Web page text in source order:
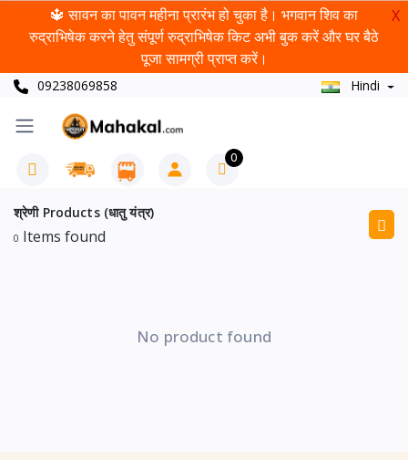
🔱 सावन का पावन महीना प्रारंभ हो चुका है। भगवान शिव का
रुद्राभिषेक करने हेतु संपूर्ण रुद्राभिषेक किट अभी बुक करें और घर बैठे
पूजा सामग्री प्राप्त करें।
X
09238069858 Hindi
0
श्रेणी Products (धातु यंत्र)
0 Items found
No product found